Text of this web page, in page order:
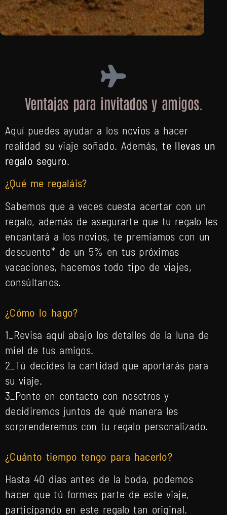
Ventajas para invitados y amigos.
Aquí puedes ayudar a los novios a hacer
realidad su viaje soñado. Además,te llevas un
regalo seguro.
¿Qué me regaláis?
Sabemos que a veces cuesta acertar con un
regalo, además de asegurarte que tu regalo les
encantará a los novios, te premiamos con un
descuento* de un 5% en tus próximas
vacaciones, hacemos todo tipo de viajes,
consúltanos.
¿Cómo lo hago?
1_Revisa aquí abajo los detalles de la luna de
miel de tus amigos.
2_Tú decides la cantidad que aportarás para
su viaje.
3_Ponte en contacto con nosotros y
decidiremos juntos de qué manera les
sorprenderemos con tu regalo personalizado.
¿Cuánto tiempo tengo para hacerlo?
Hasta 40 días antes de la boda, podemos
hacer que tú formes parte de este viaje,
participando en este regalo tan original.